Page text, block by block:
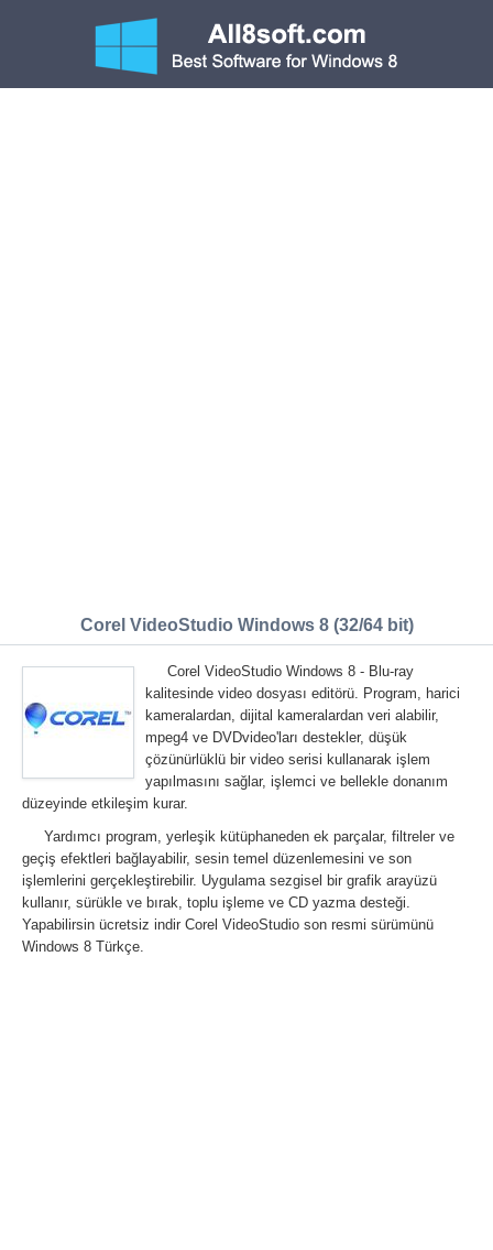
Corel VideoStudio Windows 8 (32/64 bit)
Corel VideoStudio Windows 8 - Blu-ray
kalitesinde video dosyası editörü. Program, harici
kameralardan, dijital kameralardan veri alabilir,
mpeg4 ve DVDvideo'ları destekler, düşük
çözünürlüklü bir video serisi kullanarak işlem
yapılmasını sağlar, işlemci ve bellekle donanım
düzeyinde etkileşim kurar.
Yardımcı program, yerleşik kütüphaneden ek parçalar, filtreler ve
geçiş efektleri bağlayabilir, sesin temel düzenlemesini ve son
işlemlerini gerçekleştirebilir. Uygulama sezgisel bir grafik arayüzü
kullanır, sürükle ve bırak, toplu işleme ve CD yazma desteği.
Yapabilirsin ücretsiz indir Corel VideoStudio son resmi sürümünü
Windows 8 Türkçe.